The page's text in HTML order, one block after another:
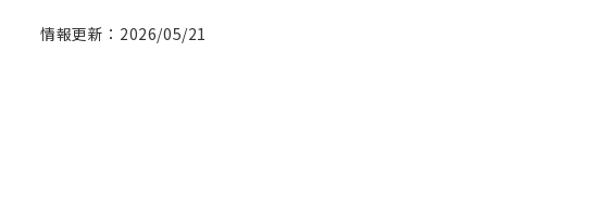
情報更新：2026/05/21